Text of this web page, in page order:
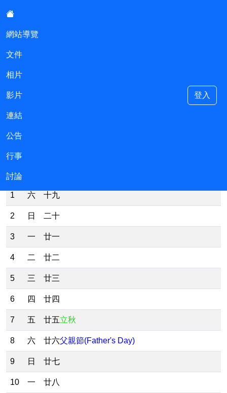
網站導覽
文件
相片
影片
連結
公告
行事
討論
登入
現在位置:行事
民國115年 農曆歲次丙午年 【馬】
日期
1 六 十九
2 日 二十
3 一 廿一
4 二 廿二
5 三 廿三
6 四 廿四
7 五 廿五立秋
8 六 廿六父親節(Father's Day)
9 日 廿七
10 一 廿八